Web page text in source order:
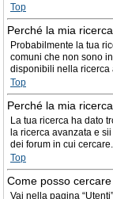
Top
Perché la mia
Probabilmente la tua
comuni che non sono
disponibili nella ricerca
Top
Perché la mia
La tua ricerca ha dato
la ricerca avanzata e
dei forum in cui cercare.
Top
Come posso
Vai nella pagina